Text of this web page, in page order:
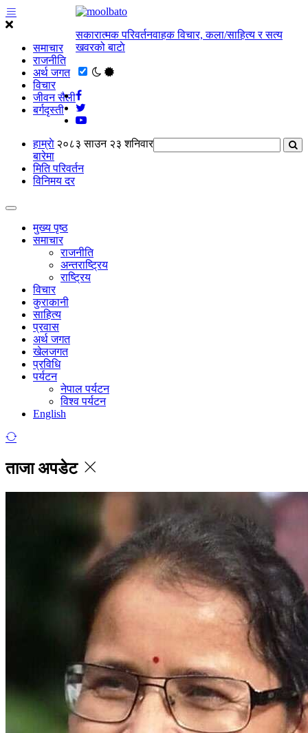
समाचार
राजनीति
अर्थ जगत
विचार
जीवन सैली
बर्गदृस्ती
सकारात्मक परिवर्तनवाहक विचार, कला/साहित्य र सत्य
खवरको बाटाे
२०८३ साउन २३ शनिवार
हाम्राे
बारेमा
मिति परिवर्तन
विनिमय दर
मुख्य पृष्ठ
समाचार
राजनीति
अन्तराष्ट्रिय
राष्ट्रिय
विचार
कुराकानी
साहित्य
प्रवास
अर्थ जगत
खेलजगत
प्रविधि
पर्यटन
नेपाल पर्यटन
विश्व पर्यटन
English
ताजा अपडेट